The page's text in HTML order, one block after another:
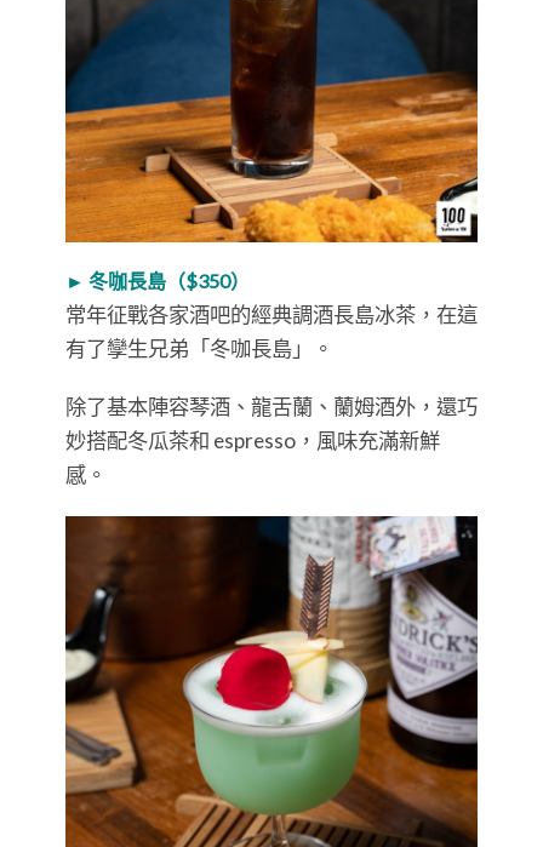
► 冬咖長島（$350）
常年征戰各家酒吧的經典調酒長島冰茶，在這
有了孿生兄弟「冬咖長島」。
除了基本陣容琴酒、龍舌蘭、蘭姆酒外，還巧
妙搭配冬瓜茶和 espresso，風味充滿新鮮
感。